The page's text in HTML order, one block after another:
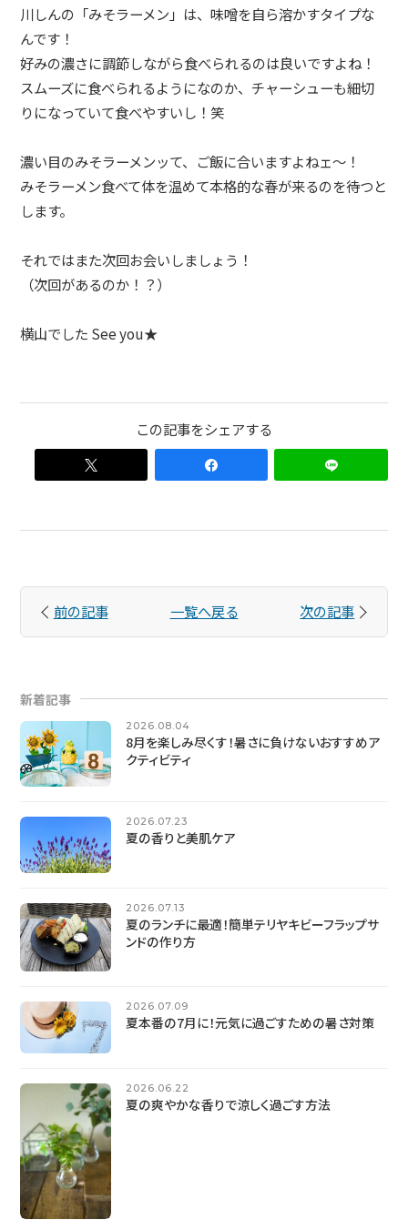
川しんの「みそラーメン」は、味噌を自ら溶かすタイプな
んです！
好みの濃さに調節しながら食べられるのは良いですよね！
スムーズに食べられるようになのか、チャーシューも細切
りになっていて食べやすいし！笑
濃い目のみそラーメンッて、ご飯に合いますよねェ〜！
みそラーメン食べて体を温めて本格的な春が来るのを待つと
します。
それではまた次回お会いしましょう！
（次回があるのか！？）
横山でした See you★
前の記事 一覧へ戻る 次の記事
新着記事
2026.08.04
8月を楽しみ尽くす！暑さに負けないおすすめア
クティビティ
2026.07.23
夏の香りと美肌ケア
2026.07.13
夏のランチに最適！簡単テリヤキビーフラップサ
ンドの作り方
2026.07.09
夏本番の7月に！元気に過ごすための暑さ対策
2026.06.22
夏の爽やかな香りで涼しく過ごす方法